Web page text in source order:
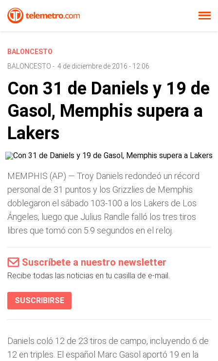
BALONCESTO
BALONCESTO - 4 de diciembre de 2016 - 12:06
Con 31 de Daniels y 19 de
Gasol, Memphis supera a
Lakers
MEMPHIS (AP) — Troy Daniels redondeó un récord
personal de 31 puntos y los Grizzlies de Memphis
doblegaron el sábado 103-100 a los Lakers de Los
Ángeles, luego que Julius Randle falló los tres tiros
libres que tomó con 5.9 segundos en el reloj.
Suscríbete a nuestro newsletter
Recibe todas las noticias en tu casilla de e-mail.
SUSCRIBIRSE
Daniels coló 12 de 23 tiros de campo, incluyendo 6 de
12 en triples. El español Marc Gasol aportó 19 en la